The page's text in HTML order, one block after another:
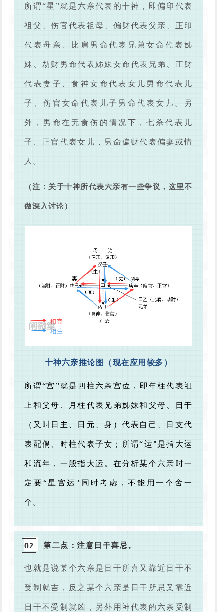
所谓“星”就是六亲代表的十神，即偏印代表
祖父、伤官代表祖母、偏财代表父亲、正印
代表母亲、比肩男命代表兄弟女命代表姊
妹、劫财男命代表姊妹女命代表兄弟、正财
代表妻子、食神女命代表女儿男命代表儿
子、伤官女命代表儿子男命代表女儿。另
外，男命在无食伤的情况下，七杀代表儿
子、正官代表女儿，男命偏财代表偏妻或情
人。
（注：关于十神所代表六亲有一些争议，这里不
做深入讨论）
十神六亲推论图（现在应用较多）
所谓“宫”就是四柱六亲宫位，即年柱代表祖
上和父母、月柱代表兄弟姊妹和父母、日干
（又叫日主、日元、身）代表自己、日支代
表配偶、时柱代表子女；所谓“运”是指大运
和流年，一般指大运。在分析某个六亲时一
定要“星宫运”同时考虑，不能用一个舍一
个。
02 第二点：注意日干喜忌。
也就是说某个六亲是日干所喜又靠近日干不
受制就吉，反之某个六亲是日干所忌又靠近
日干不受制就凶，另外用神代表的六亲受制